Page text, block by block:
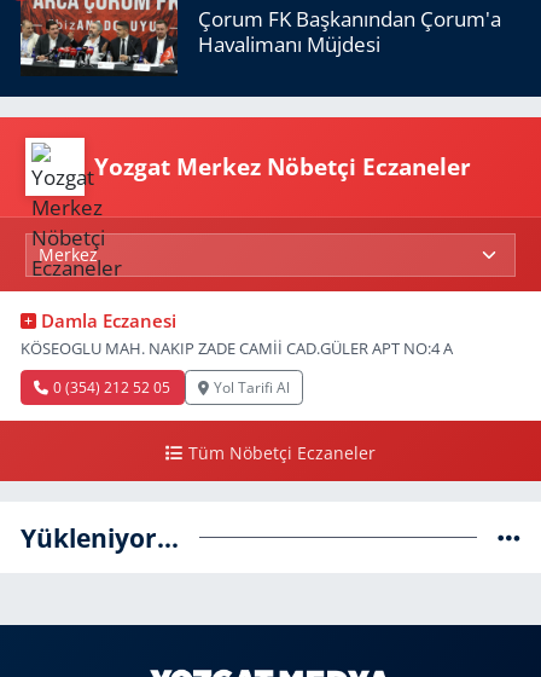
Çorum FK Başkanından Çorum'a
Havalimanı Müjdesi
Yozgat Merkez Nöbetçi Eczaneler
Damla Eczanesi
KÖSEOGLU MAH. NAKIP ZADE CAMİİ CAD.GÜLER APT NO:4 A
0 (354) 212 52 05 Yol Tarifi Al
Tüm Nöbetçi Eczaneler
Yükleniyor...